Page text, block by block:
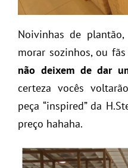
Noivinhas de
morar sozinhos, ou fãs
não deixem de dar
certeza vocês
peça “inspired” da
preço hahaha.